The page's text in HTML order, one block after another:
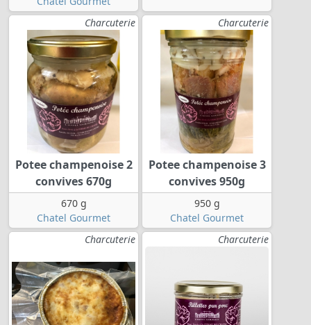
Charcuterie
Potee champenoise 2
convives 670g
670 g
Chatel Gourmet
Charcuterie
Potee champenoise 3
convives 950g
950 g
Chatel Gourmet
Charcuterie
Charcuterie